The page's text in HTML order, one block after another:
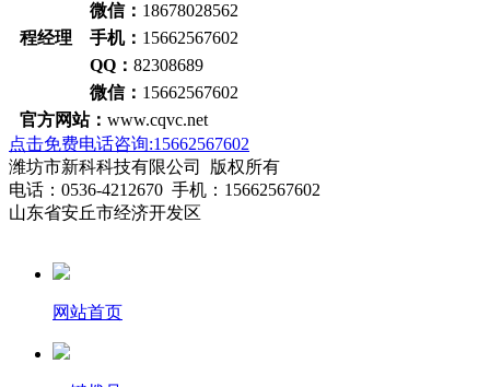
微信： 18678028562
程经理 手机： 15662567602
QQ： 82308689
微信： 15662567602
官方网站： www.cqvc.net
点击免费电话咨询:15662567602
潍坊市新科科技有限公司 版权所有
电话：0536-4212670 手机：15662567602
山东省安丘市经济开发区
网站首页